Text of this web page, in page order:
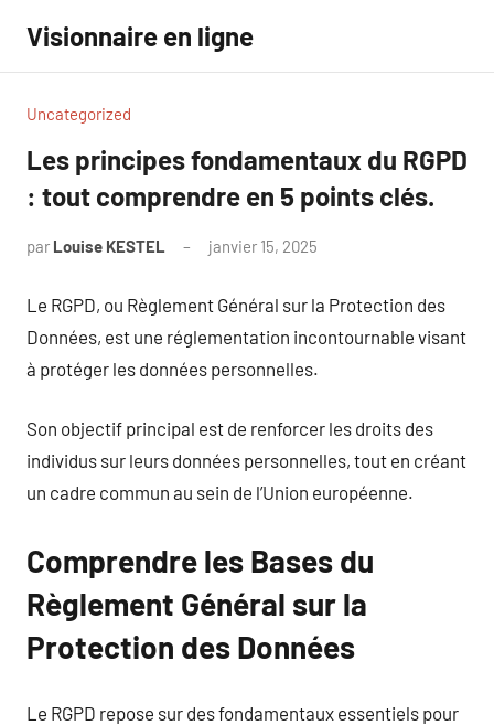
contenu
Visionnaire en ligne
Uncategorized
Les principes fondamentaux du RGPD
: tout comprendre en 5 points clés.
par Louise KESTEL janvier 15, 2025
Le RGPD, ou Règlement Général sur la Protection des
Données, est une réglementation incontournable visant
à protéger les données personnelles.
Son objectif principal est de renforcer les droits des
individus sur leurs données personnelles, tout en créant
un cadre commun au sein de l’Union européenne.
Comprendre les Bases du
Règlement Général sur la
Protection des Données
Le RGPD repose sur des fondamentaux essentiels pour